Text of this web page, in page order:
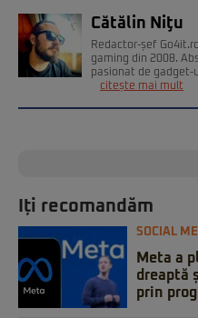
Cătălin Niţu
Redactor-șef
gaming din 2008.
pasionat de gadget-
citește mai mult
Iți recomandăm
SOCIAL
Meta a
dreaptă
prin